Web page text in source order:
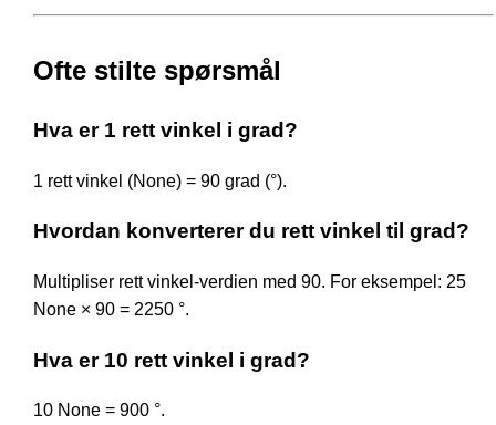
Ofte stilte spørsmål
Hva er 1 rett vinkel i grad?
1 rett vinkel (None) = 90 grad (°).
Hvordan konverterer du rett vinkel til grad?
Multipliser rett vinkel-verdien med 90. For eksempel: 25
None × 90 = 2250 °.
Hva er 10 rett vinkel i grad?
10 None = 900 °.